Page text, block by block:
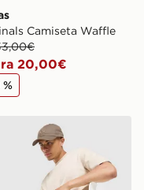
Camiseta Waffle
20,00€
Originals Pantalón